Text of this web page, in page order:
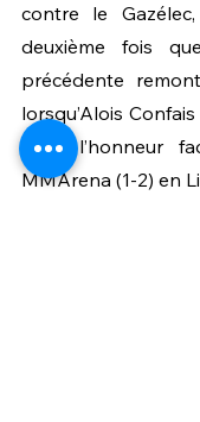
contre le
deuxième fois
précédente
lorsqu’Alois
pour l’honneur
MMArena (1-2) en